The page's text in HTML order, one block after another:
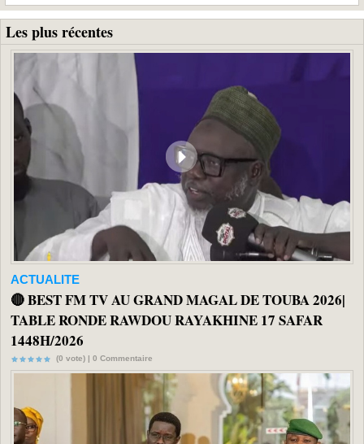
Les plus récentes
ACTUALITE
🔴 BEST FM TV AU GRAND MAGAL DE TOUBA 2026|
TABLE RONDE RAWDOU RAYAKHINE 17 SAFAR
1448H/2026
(0 vote) | 0 Commentaire